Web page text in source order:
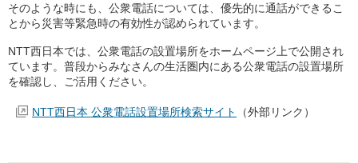
そのような時にも、公衆電話については、優先的に通話ができるこ
とから災害等緊急時の有効性が認められています。
NTT西日本では、公衆電話の設置場所をホームページ上で公開され
ています。普段からみなさんの生活圏内にある公衆電話の設置場所
を確認し、ご活用ください。
NTT西日本 公衆電話設置場所検索サイト （外部リンク）